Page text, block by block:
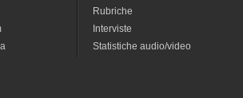
Rubriche
Interviste
Statistiche audio/video